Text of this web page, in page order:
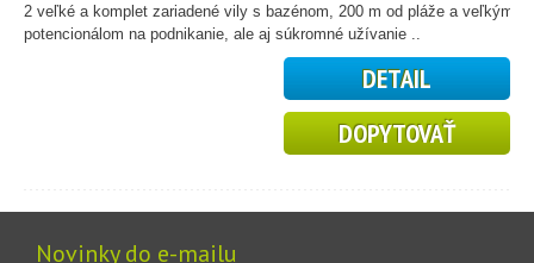
CENA (vyberte rozsah)
2 veľké a komplet zariadené vily s bazénom, 200 m od pláže a veľkým
potencionálom na podnikanie, ale aj súkromné užívanie ..
DETAIL
DOPYTOVAŤ
Novinky do e-mailu